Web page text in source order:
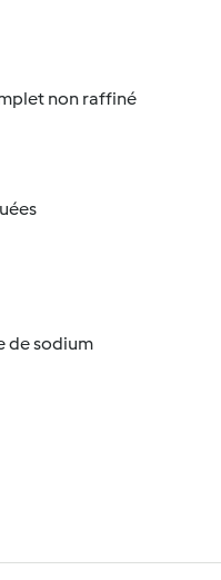
non raffiné
de sodium